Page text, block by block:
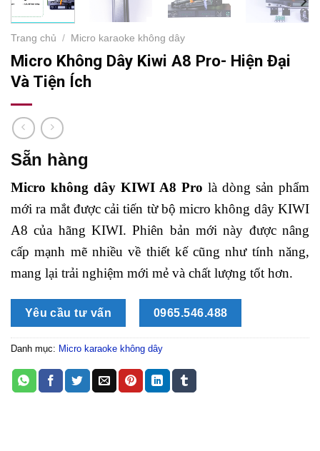
Trang chủ / Micro karaoke không dây
Micro Không Dây Kiwi A8 Pro- Hiện Đại
Và Tiện Ích
Sẵn hàng
Micro không dây KIWI A8 Pro là dòng sản phẩm
mới ra mắt được cải tiến từ bộ micro không dây KIWI
A8 của hãng KIWI. Phiên bản mới này được nâng
cấp mạnh mẽ nhiều về thiết kế cũng như tính năng,
mang lại trải nghiệm mới mẻ và chất lượng tốt hơn.
Yêu cầu tư vấn 0965.546.488
Danh mục: Micro karaoke không dây